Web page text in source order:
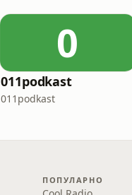
0
011podkast
011podkast
ПОПУЛАРНО